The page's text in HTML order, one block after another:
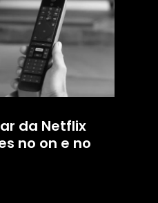
da Netflix
no on e no